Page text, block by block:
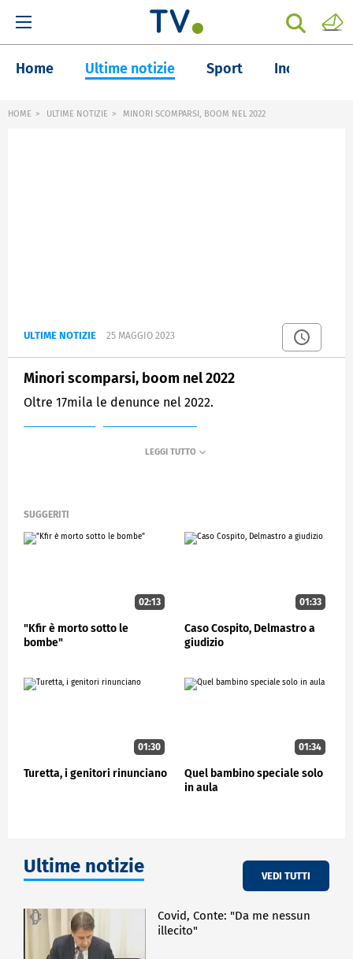
Home Ultime notizie Sport Inchieste
HOME ULTIME NOTIZIE MINORI SCOMPARSI, BOOM NEL 2022
ULTIME NOTIZIE 25 MAGGIO 2023
Minori scomparsi, boom nel 2022
Oltre 17mila le denunce nel 2022.
SUGGERITI
02:13
"Kfir è morto sotto le
bombe"
01:33
Caso Cospito, Delmastro a
giudizio
01:30
Turetta, i genitori rinunciano
01:34
Quel bambino speciale solo
in aula
Ultime notizie VEDI TUTTI
Covid, Conte: "Da me nessun
illecito"